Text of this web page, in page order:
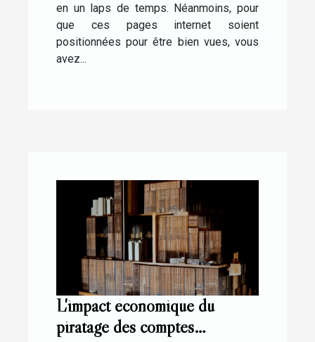
en un laps de temps. Néanmoins, pour
que ces pages internet soient
positionnées pour être bien vues, vous
avez...
L'impact économique du
piratage des comptes